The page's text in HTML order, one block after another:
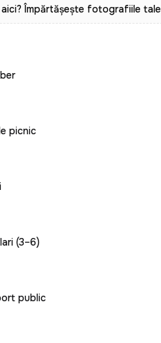
Împărtășește fotografiile tale
picnic
(3–6)
public